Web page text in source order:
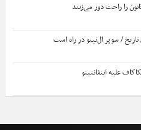
را راحت دور می‌زنند
تاریخ / سوپر ال‌نینو در راه است